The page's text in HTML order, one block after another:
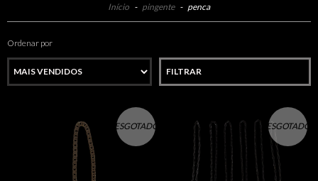
Início - pingente - penca
Ordenar por
FILTRAR
ESGOTADO ESGOTADO